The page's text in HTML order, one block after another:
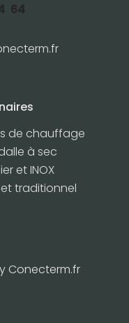
64
de chauffage
à sec
et INOX
traditionnel
Conecterm.fr